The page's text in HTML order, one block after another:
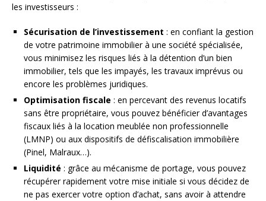
les investisseurs :
Sécurisation de l’investissement : en confiant la gestion
de votre patrimoine immobilier à une société spécialisée,
vous minimisez les risques liés à la détention d’un bien
immobilier, tels que les impayés, les travaux imprévus ou
encore les problèmes juridiques.
Optimisation fiscale : en percevant des revenus locatifs
sans être propriétaire, vous pouvez bénéficier d’avantages
fiscaux liés à la location meublée non professionnelle
(LMNP) ou aux dispositifs de défiscalisation immobilière
(Pinel, Malraux…).
Liquidité : grâce au mécanisme de portage, vous pouvez
récupérer rapidement votre mise initiale si vous décidez de
ne pas exercer votre option d’achat, sans avoir à attendre